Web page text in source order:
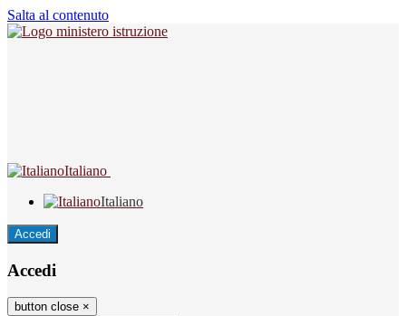
Salta al contenuto
Italiano
Italiano
Accedi
Accedi
button close ×